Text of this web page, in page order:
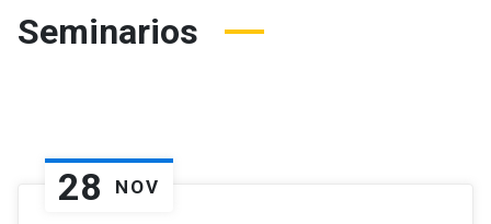
Seminarios
28 NOV